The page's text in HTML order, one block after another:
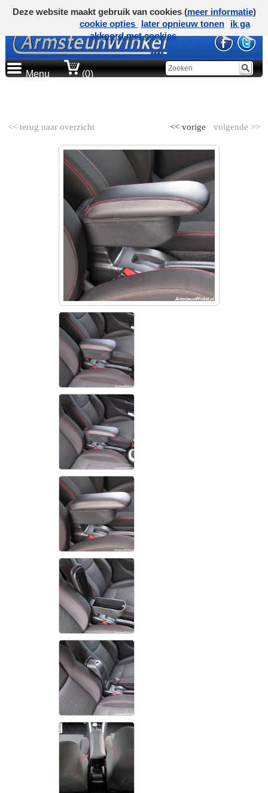
Menu (0)
<< terug naar overzicht volgende >>
<< vorige
Deze website maakt gebruik van cookies (meer informatie)
cookie opties
later opnieuw tonen
ik ga
akkoord met cookies